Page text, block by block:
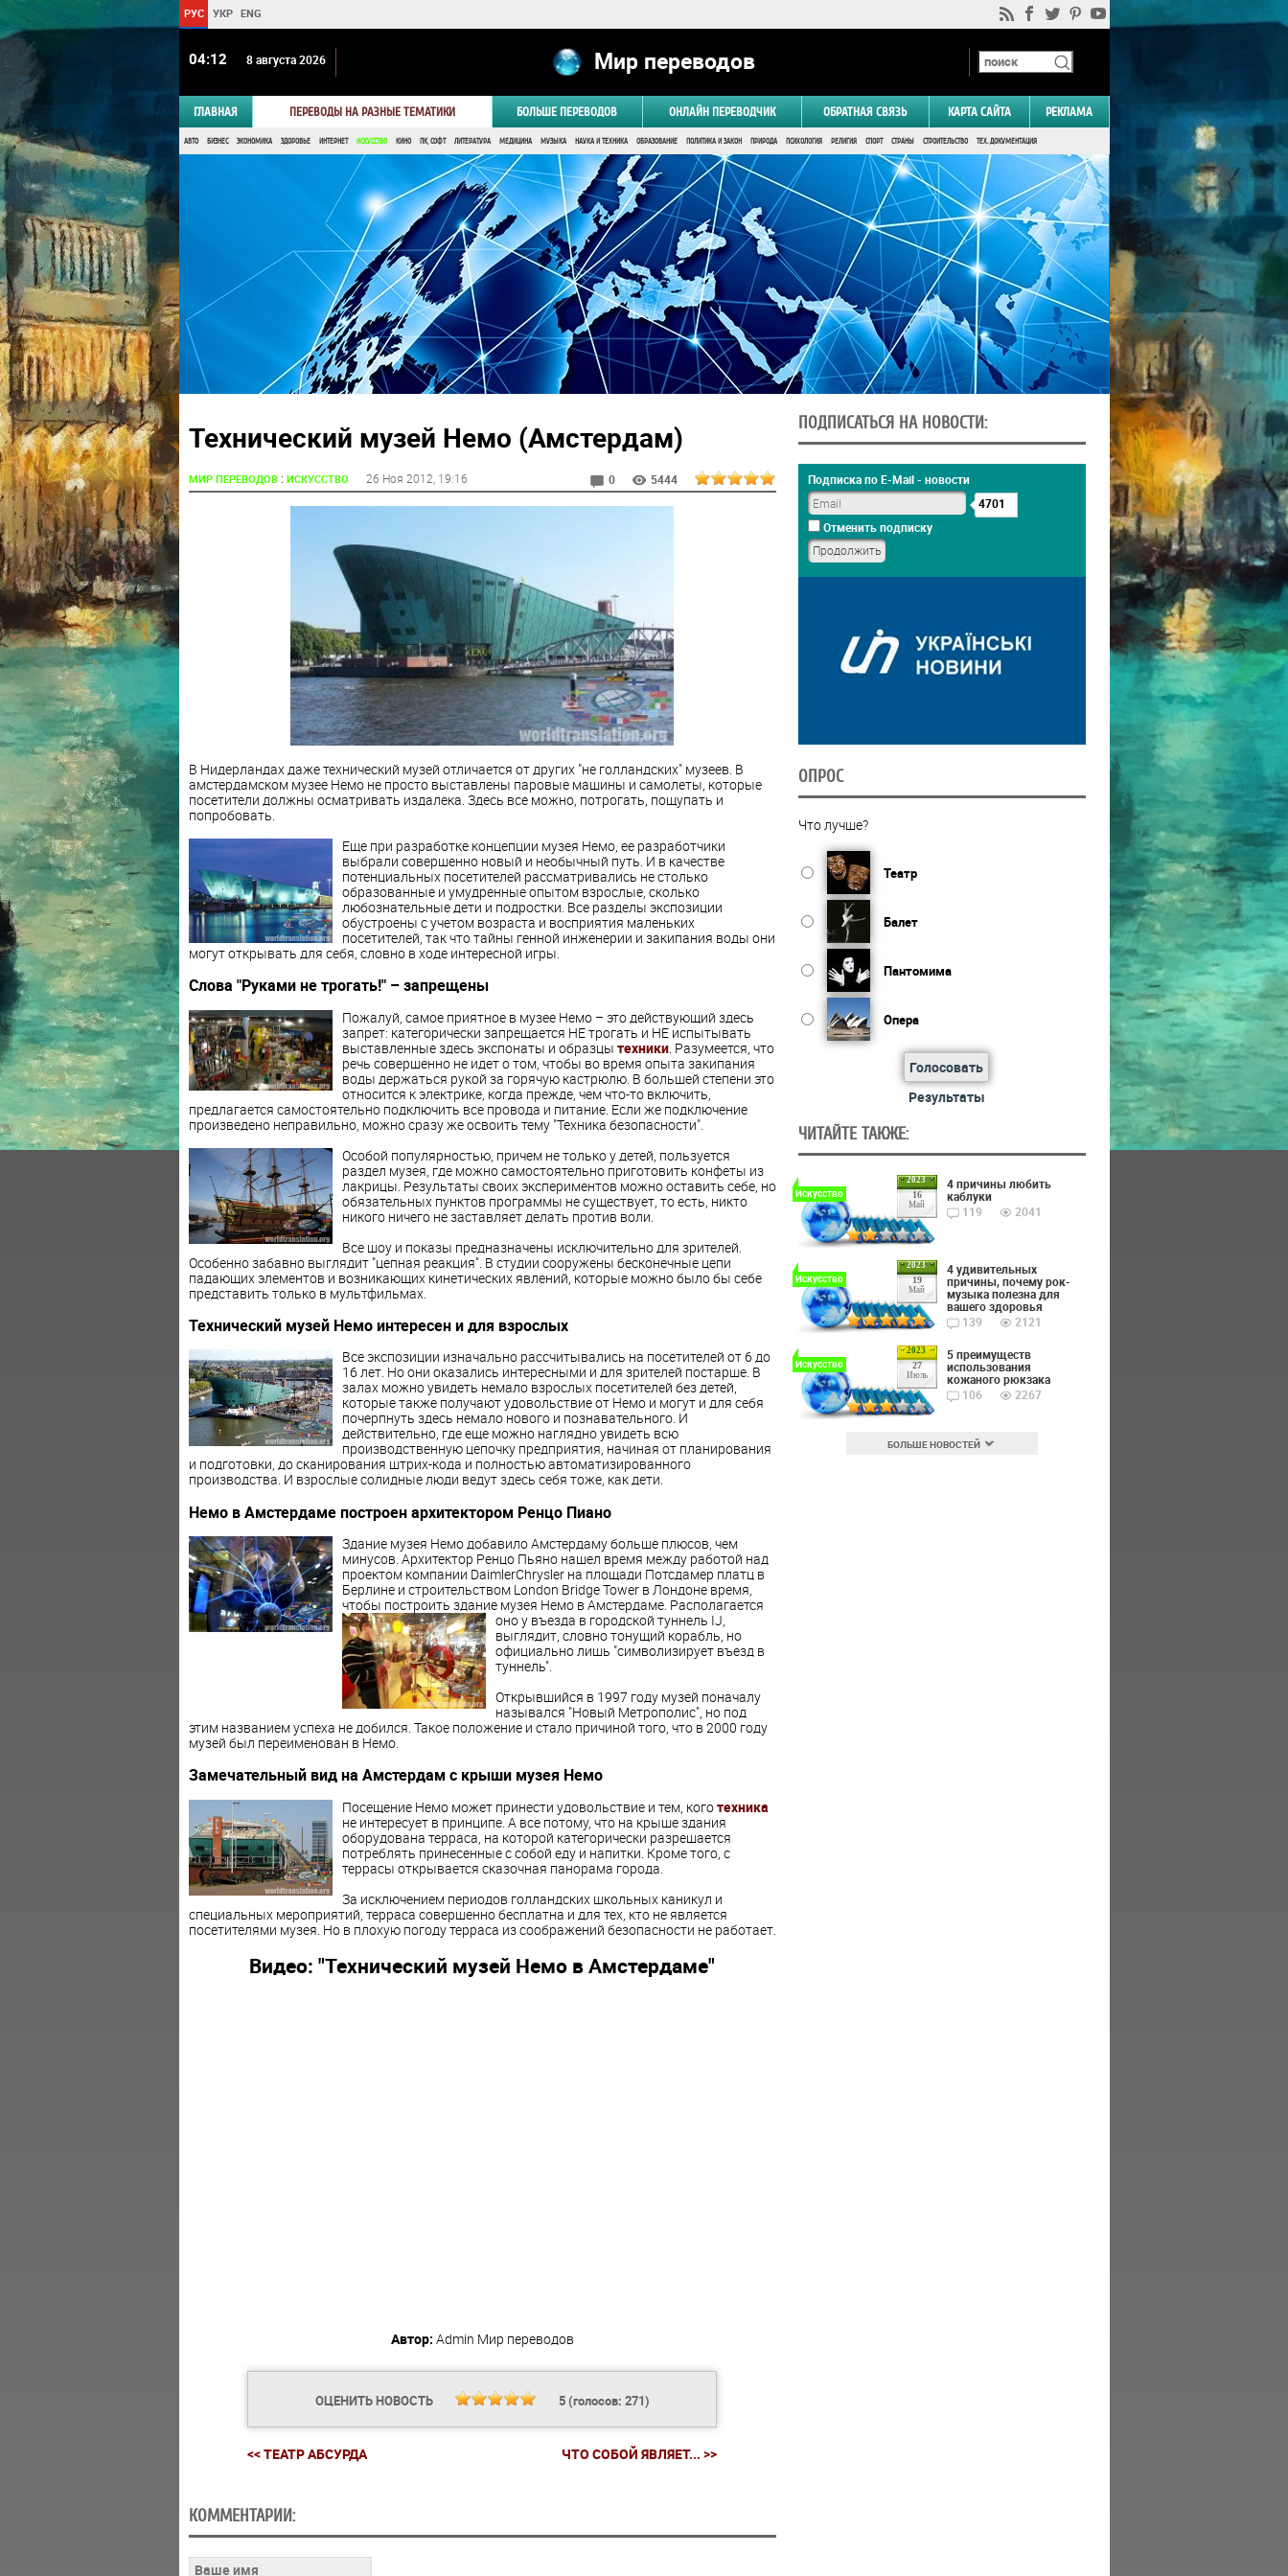
РУС УКР ENG
04 12 8 августа 2026 Мир переводов
ГЛАВНАЯ ПЕРЕВОДЫ НА РАЗНЫЕ ТЕМАТИКИ БОЛЬШЕ ПЕРЕВОДОВ ОНЛАЙН ПЕРЕВОДЧИК ОБРАТНАЯ СВЯЗЬ КАРТА САЙТА РЕКЛАМА
АВТО БИЗНЕС ЭКОНОМИКА ЗДОРОВЬЕ ИНТЕРНЕТ ИСКУССТВО КИНО ПК, СОФТ ЛИТЕРАТУРА МЕДИЦИНА МУЗЫКА НАУКА И ТЕХНИКА ОБРАЗОВАНИЕ ПОЛИТИКА И ЗАКОН ПРИРОДА ПСИХОЛОГИЯ РЕЛИГИЯ СПОРТ СТРАНЫ СТРОИТЕЛЬСТВО ТЕХ. ДОКУМЕНТАЦИЯ
Технический музей Немо (Амстердам)
МИР ПЕРЕВОДОВ: ИСКУССТВО 26 Ноя 2012 , 19:16 0 5444
В Нидерландах даже технический музей отличается от других "не голландских" музеев. В
амстердамском музее Немо не просто выставлены паровые машины и самолеты, которые
посетители должны осматривать издалека. Здесь все можно, потрогать, пощупать и
попробовать.
Еще при разработке концепции музея Немо, ее разработчики
выбрали совершенно новый и необычный путь. И в качестве
потенциальных посетителей рассматривались не столько
образованные и умудренные опытом взрослые, сколько
любознательные дети и подростки. Все разделы экспозиции
обустроены с учетом возраста и восприятия маленьких
посетителей, так что тайны генной инженерии и закипания воды они
могут открывать для себя, словно в ходе интересной игры.
Слова "Руками не трогать!" – запрещены
Пожалуй, самое приятное в музее Немо – это действующий здесь
запрет: категорически запрещается НЕ трогать и НЕ испытывать
выставленные здесь экспонаты и образцы техники. Разумеется, что
речь совершенно не идет о том, чтобы во время опыта закипания
воды держаться рукой за горячую кастрюлю. В большей степени это
относится к электрике, когда прежде, чем что-то включить,
предлагается самостоятельно подключить все провода и питание. Если же подключение
произведено неправильно, можно сразу же освоить тему "Техника безопасности".
Особой популярностью, причем не только у детей, пользуется
раздел музея, где можно самостоятельно приготовить конфеты из
лакрицы. Результаты своих экспериментов можно оставить себе, но
обязательных пунктов программы не существует, то есть, никто
никого ничего не заставляет делать против воли.
Все шоу и показы предназначены исключительно для зрителей.
Особенно забавно выглядит "цепная реакция". В студии сооружены бесконечные цепи
падающих элементов и возникающих кинетических явлений, которые можно было бы себе
представить только в мультфильмах.
Технический музей Немо интересен и для взрослых
Все экспозиции изначально рассчитывались на посетителей от 6 до
16 лет. Но они оказались интересными и для зрителей постарше. В
залах можно увидеть немало взрослых посетителей без детей,
которые также получают удовольствие от Немо и могут и для себя
почерпнуть здесь немало нового и познавательного. И
действительно, где еще можно наглядно увидеть всю
производственную цепочку предприятия, начиная от планирования
и подготовки, до сканирования штрих-кода и полностью автоматизированного
производства. И взрослые солидные люди ведут здесь себя тоже, как дети.
Немо в Амстердаме построен архитектором Ренцо Пиано
Здание музея Немо добавило Амстердаму больше плюсов, чем
минусов. Архитектор Ренцо Пьяно нашел время между работой над
проектом компании DaimlerChrysler на площади Потсдамер платц в
Берлине и строительством London Bridge Tower в Лондоне время,
чтобы построить здание музея Немо в Амстердаме. Располагается
оно у въезда в городской туннель IJ,
выглядит, словно тонущий корабль, но
официально лишь "символизирует въезд в
туннель".
Открывшийся в 1997 году музей поначалу
назывался "Новый Метрополис", но под
этим названием успеха не добился. Такое положение и стало причиной того, что в 2000 году
музей был переименован в Немо.
Замечательный вид на Амстердам с крыши музея Немо
Посещение Немо может принести удовольствие и тем, коготехника
не интересует в принципе. А все потому, что на крыше здания
оборудована терраса, на которой категорически разрешается
потреблять принесенные с собой еду и напитки. Кроме того, с
террасы открывается сказочная панорама города.
За исключением периодов голландских школьных каникул и
специальных мероприятий, терраса совершенно бесплатна и для тех, кто не является
посетителями музея. Но в плохую погоду терраса из соображений безопасности не работает.
Видео: "Технический музей Немо в Амстердаме"
Автор: Admin Мир переводов
ОЦЕНИТЬ НОВОСТЬ 5(голосов: 271)
<< ТЕАТР АБСУРДА ЧТО СОБОЙ ЯВЛЯЕТ... >>
КОММЕНТАРИИ:
ПОДПИСАТЬСЯ НА НОВОСТИ:
Подписка по E-Mail - новости
4701
Отменить подписку
ОПРОС
Что лучше?
Театр
Балет
Пантомима
Опера
Голосовать
Результаты
ЧИТАЙТЕ ТАКЖЕ:
2023
16
Май
Искусство
4 причины любить
каблуки
119
2041
2023
19
Май
Искусство
4 удивительных
причины, почему рок-
музыка полезна для
вашего здоровья
139
2121
2023
27
Июль
Искусство
5 преимуществ
использования
кожаного рюкзака
106
2267
БОЛЬШЕ НОВОСТЕЙ